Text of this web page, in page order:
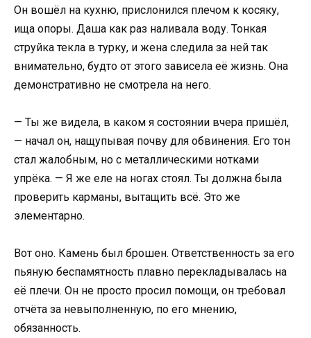
Он вошёл на кухню, прислонился плечом к косяку,
ища опоры. Даша как раз наливала воду. Тонкая
струйка текла в турку, и жена следила за ней так
внимательно, будто от этого зависела её жизнь. Она
демонстративно не смотрела на него.
— Ты же видела, в каком я состоянии вчера пришёл,
— начал он, нащупывая почву для обвинения. Его тон
стал жалобным, но с металлическими нотками
упрёка. — Я же еле на ногах стоял. Ты должна была
проверить карманы, вытащить всё. Это же
элементарно.
Вот оно. Камень был брошен. Ответственность за его
пьяную беспамятность плавно перекладывалась на
её плечи. Он не просто просил помощи, он требовал
отчёта за невыполненную, по его мнению,
обязанность.